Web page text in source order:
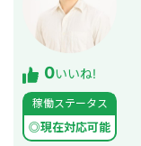
0いいね!
稼働ステータス
◎現在対応可能